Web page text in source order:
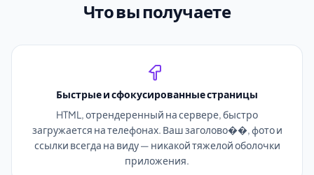
Что вы получаете
Быстрые и сфокусированные страницы
HTML, отрендеренный на сервере, быстро
загружается на телефонах. Ваш заголово��, фото и
ссылки всегда на виду — никакой тяжелой оболочки
приложения.